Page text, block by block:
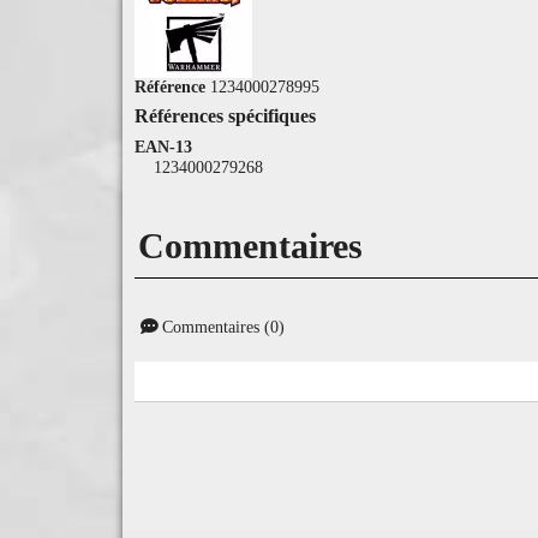
Référence 1234000278995
Références spécifiques
EAN-13
1234000279268
Commentaires
Commentaires (0)